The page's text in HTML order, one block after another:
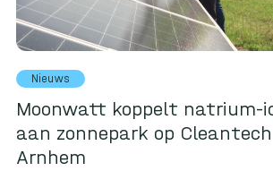
Nieuws
Moonwatt koppelt natrium-
aan zonnepark op
Arnhem